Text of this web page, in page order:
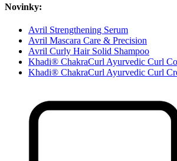
Novinky:
Avril Strengthening Serum
Avril Mascara Care & Precision
Avril Curly Hair Solid Shampoo
Khadi® ChakraCurl Ayurvedic Curl
Khadi® ChakraCurl Ayurvedic Curl